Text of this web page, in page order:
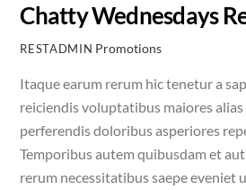
Chatty Wednesdays
RESTADMIN Promotions
Itaque earum rerum hic tenetur a
reiciendis voluptatibus maiores
perferendis doloribus asperiores
Temporibus autem quibusdam et
rerum necessitatibus saepe eveniet